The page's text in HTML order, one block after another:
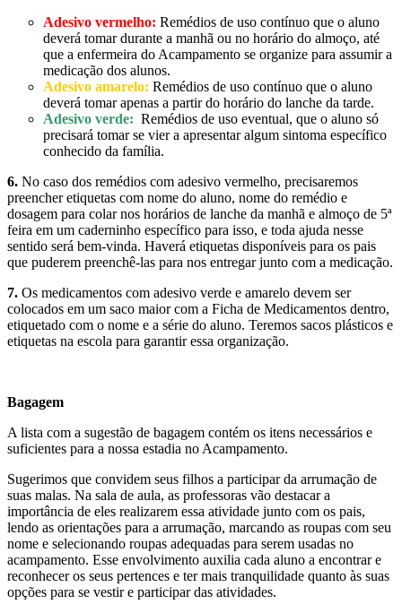
Adesivo vermelho: Remédios de uso contínuo que o aluno
deverá tomar durante a manhã ou no horário do almoço, até
que a enfermeira do Acampamento se organize para assumir a
medicação dos alunos.
Adesivo amarelo: Remédios de uso contínuo que o aluno
deverá tomar apenas a partir do horário do lanche da tarde.
Adesivo verde: Remédios de uso eventual, que o aluno só
precisará tomar se vier a apresentar algum sintoma específico
conhecido da família.
6. No caso dos remédios com adesivo vermelho, precisaremos
preencher etiquetas com nome do aluno, nome do remédio e
dosagem para colar nos horários de lanche da manhã e almoço de 5ª
feira em um caderninho específico para isso, e toda ajuda nesse
sentido será bem-vinda. Haverá etiquetas disponíveis para os pais
que puderem preenchê-las para nos entregar junto com a medicação.
7. Os medicamentos com adesivo verde e amarelo devem ser
colocados em um saco maior com a Ficha de Medicamentos dentro,
etiquetado com o nome e a série do aluno. Teremos sacos plásticos e
etiquetas na escola para garantir essa organização.
Bagagem
A lista com a sugestão de bagagem contém os itens necessários e
suficientes para a nossa estadia no Acampamento.
Sugerimos que convidem seus filhos a participar da arrumação de
suas malas. Na sala de aula, as professoras vão destacar a
importância de eles realizarem essa atividade junto com os pais,
lendo as orientações para a arrumação, marcando as roupas com seu
nome e selecionando roupas adequadas para serem usadas no
acampamento. Esse envolvimento auxilia cada aluno a encontrar e
reconhecer os seus pertences e ter mais tranquilidade quanto às suas
opções para se vestir e participar das atividades.